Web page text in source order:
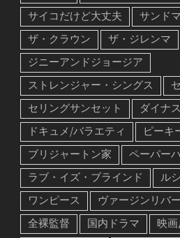
サイコだけど大丈夫
サンド
ザ・クラウン
ザ・ジレンマ
ジニーアンドジョージア
ストレンジャー・シングス
セリングサンセット
ダイナ
ドキュメ/バラエティ
ピーキ
ブリジャートン家
ペーパー
ラブ・イズ・ブラインド
ル
ワンピース
ヴァージンリバー
全裸監督
国内ドラマ
映